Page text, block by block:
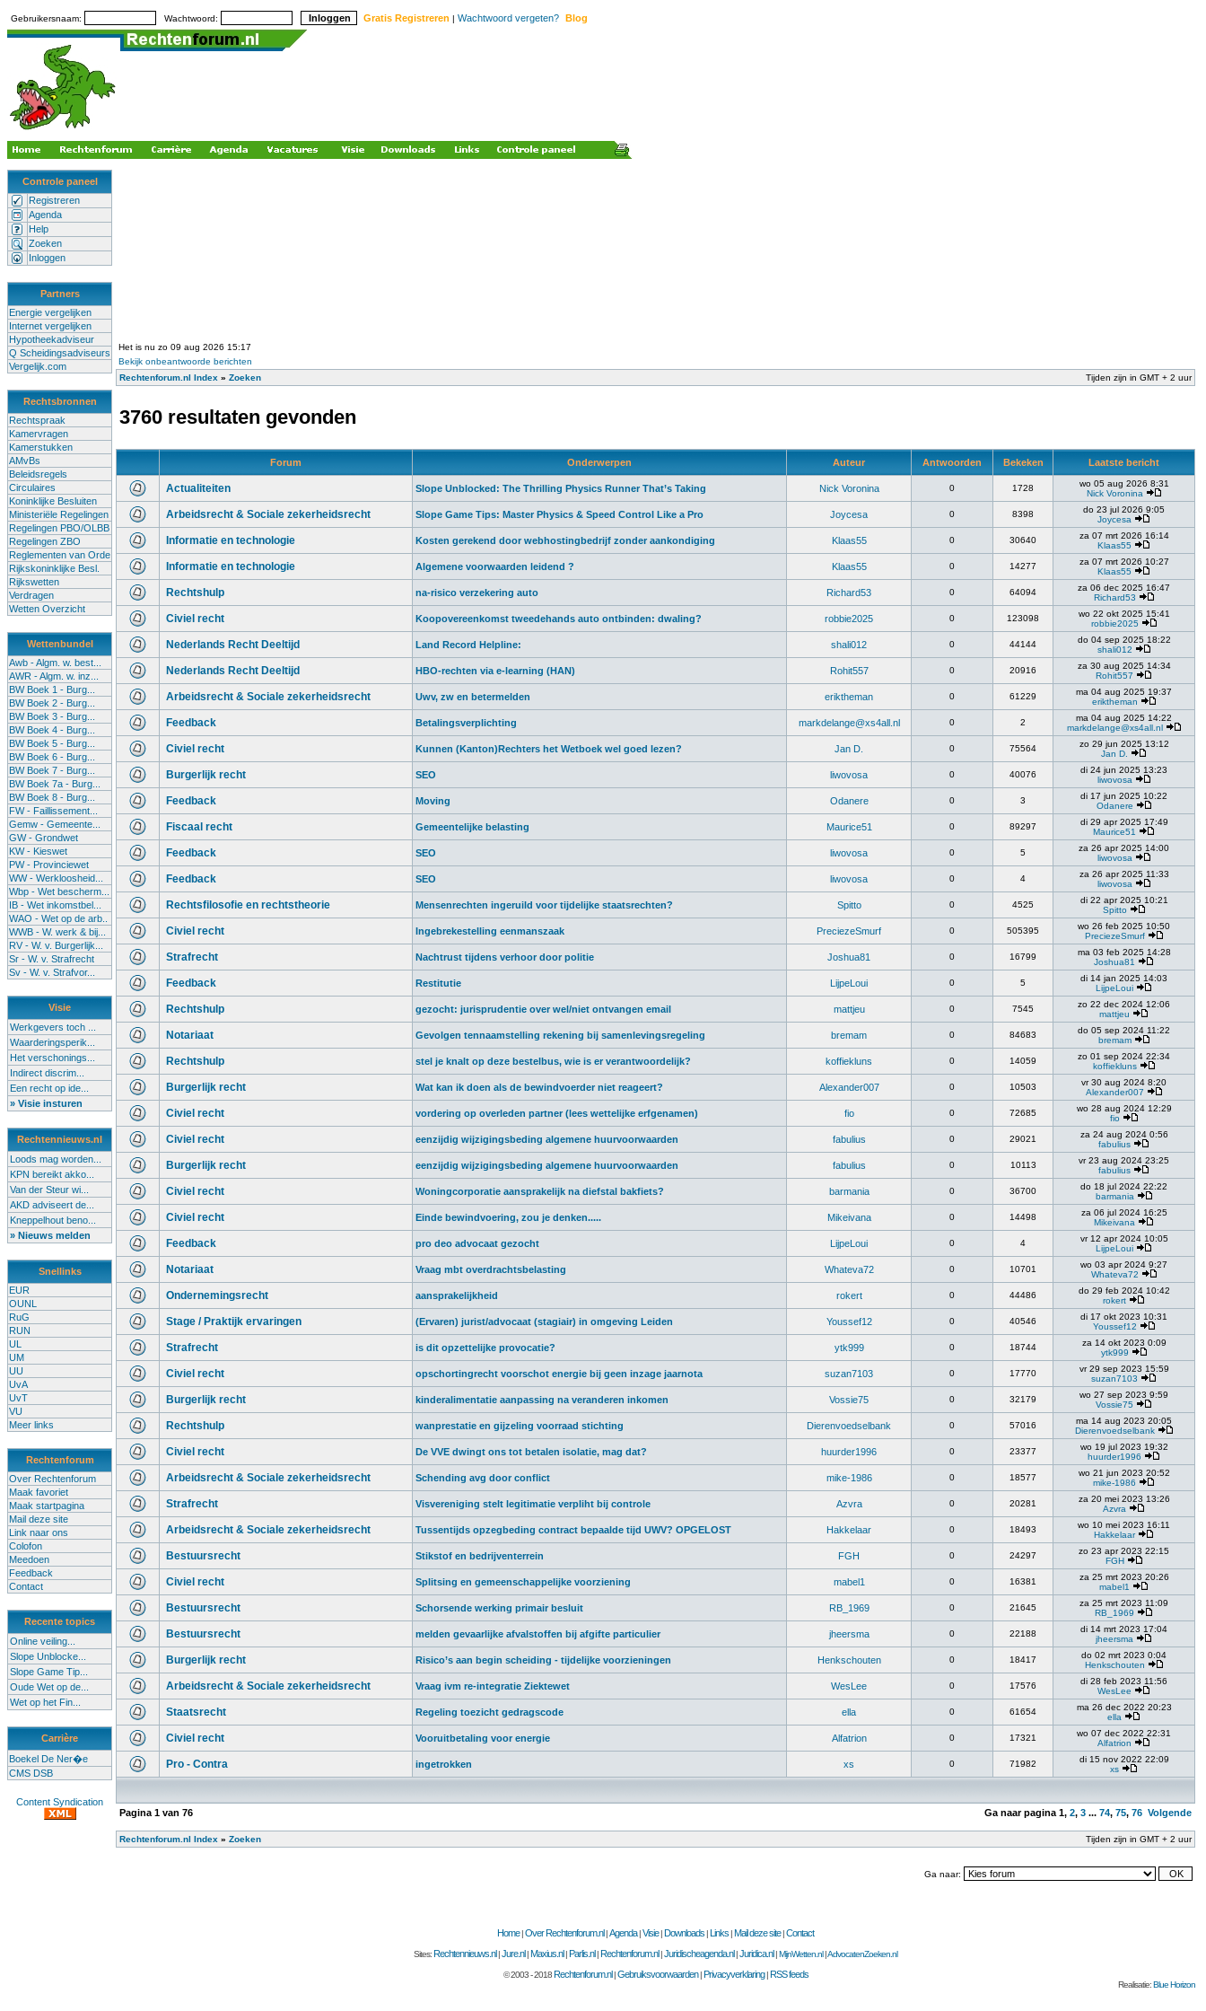
Gebruikersnaam: Wachtwoord: Gratis Registreren | Wachtwoord vergeten? Blog
Controle paneel
Registreren
Agenda
Help
Zoeken
Inloggen
Partners
Energie vergelijken
Internet vergelijken
Hypotheekadviseur
Q Scheidingsadviseurs
Vergelijk.com
Rechtsbronnen
Rechtspraak
Kamervragen
Kamerstukken
AMvBs
Beleidsregels
Circulaires
Koninklijke Besluiten
Ministeriële Regelingen
Regelingen PBO/OLBB
Regelingen ZBO
Reglementen van Orde
Rijkskoninklijke Besl.
Rijkswetten
Verdragen
Wetten Overzicht
Wettenbundel
Awb - Algm. w. best...
AWR - Algm. w. inz...
BW Boek 1 - Burg...
BW Boek 2 - Burg...
BW Boek 3 - Burg...
BW Boek 4 - Burg...
BW Boek 5 - Burg...
BW Boek 6 - Burg...
BW Boek 7 - Burg...
BW Boek 7a - Burg...
BW Boek 8 - Burg...
FW - Faillissement...
Gemw - Gemeente...
GW - Grondwet
KW - Kieswet
PW - Provinciewet
WW - Werkloosheid...
Wbp - Wet bescherm...
IB - Wet inkomstbel...
WAO - Wet op de arb..
WWB - W. werk & bij...
RV - W. v. Burgerlijk...
Sr - W. v. Strafrecht
Sv - W. v. Strafvor...
Visie
Werkgevers toch ...
Waarderingsperik...
Het verschonings...
Indirect discrim...
Een recht op ide...
» Visie insturen
Rechtennieuws.nl
Loods mag worden...
KPN bereikt akko...
Van der Steur wi...
AKD adviseert de...
Kneppelhout beno...
» Nieuws melden
Snellinks
EUR
OUNL
RuG
RUN
UL
UM
UU
UvA
UvT
VU
Meer links
Rechtenforum
Over Rechtenforum
Maak favoriet
Maak startpagina
Mail deze site
Link naar ons
Colofon
Meedoen
Feedback
Contact
Recente topics
Online veiling...
Slope Unblocke...
Slope Game Tip...
Oude Wet op de...
Wet op het Fin...
Carrière
Boekel De Ner�e
CMS DSB
Content Syndication
Het is nu zo 09 aug 2026 15:17
Bekijk onbeantwoorde berichten
Rechtenforum.nl Index » Zoeken Tijden zijn in GMT + 2 uur
3760 resultaten gevonden
Forum Onderwerpen Auteur Antwoorden Bekeken Laatste bericht
Actualiteiten Slope Unblocked: The Thrilling Physics Runner That’s Taking Nick Voronina 0 1728
wo 05 aug 2026 8:31
Nick Voronina
Arbeidsrecht & Sociale zekerheidsrecht Slope Game Tips: Master Physics & Speed Control Like a Pro Joycesa 0 8398
do 23 jul 2026 9:05
Joycesa
Informatie en technologie Kosten gerekend door webhostingbedrijf zonder aankondiging Klaas55 0 30640
za 07 mrt 2026 16:14
Klaas55
Informatie en technologie Algemene voorwaarden leidend ? Klaas55 0 14277
za 07 mrt 2026 10:27
Klaas55
Rechtshulp na-risico verzekering auto Richard53 0 64094
za 06 dec 2025 16:47
Richard53
Civiel recht Koopovereenkomst tweedehands auto ontbinden: dwaling? robbie2025 0 123098
wo 22 okt 2025 15:41
robbie2025
Nederlands Recht Deeltijd Land Record Helpline: shali012 0 44144
do 04 sep 2025 18:22
shali012
Nederlands Recht Deeltijd HBO-rechten via e-learning (HAN) Rohit557 0 20916
za 30 aug 2025 14:34
Rohit557
Arbeidsrecht & Sociale zekerheidsrecht Uwv, zw en betermelden eriktheman 0 61229
ma 04 aug 2025 19:37
eriktheman
Feedback Betalingsverplichting markdelange@xs4all.nl 0 2
ma 04 aug 2025 14:22
markdelange@xs4all.nl
Civiel recht Kunnen (Kanton)Rechters het Wetboek wel goed lezen? Jan D. 0 75564
zo 29 jun 2025 13:12
Jan D.
Burgerlijk recht SEO liwovosa 0 40076
di 24 jun 2025 13:23
liwovosa
Feedback Moving Odanere 0 3
di 17 jun 2025 10:22
Odanere
Fiscaal recht Gemeentelijke belasting Maurice51 0 89297
di 29 apr 2025 17:49
Maurice51
Feedback SEO liwovosa 0 5
za 26 apr 2025 14:00
liwovosa
Feedback SEO liwovosa 0 4
za 26 apr 2025 11:33
liwovosa
Rechtsfilosofie en rechtstheorie Mensenrechten ingeruild voor tijdelijke staatsrechten? Spitto 0 4525
di 22 apr 2025 10:21
Spitto
Civiel recht Ingebrekestelling eenmanszaak PreciezeSmurf 0 505395
wo 26 feb 2025 10:50
PreciezeSmurf
Strafrecht Nachtrust tijdens verhoor door politie Joshua81 0 16799
ma 03 feb 2025 14:28
Joshua81
Feedback Restitutie LijpeLoui 0 5
di 14 jan 2025 14:03
LijpeLoui
Rechtshulp gezocht: jurisprudentie over wel/niet ontvangen email mattjeu 0 7545
zo 22 dec 2024 12:06
mattjeu
Notariaat Gevolgen tennaamstelling rekening bij samenlevingsregeling bremam 0 84683
do 05 sep 2024 11:22
bremam
Rechtshulp stel je knalt op deze bestelbus, wie is er verantwoordelijk? koffiekluns 0 14059
zo 01 sep 2024 22:34
koffiekluns
Burgerlijk recht Wat kan ik doen als de bewindvoerder niet reageert? Alexander007 0 10503
vr 30 aug 2024 8:20
Alexander007
Civiel recht vordering op overleden partner (lees wettelijke erfgenamen) fio 0 72685
wo 28 aug 2024 12:29
fio
Civiel recht eenzijdig wijzigingsbeding algemene huurvoorwaarden fabulius 0 29021
za 24 aug 2024 0:56
fabulius
Burgerlijk recht eenzijdig wijzigingsbeding algemene huurvoorwaarden fabulius 0 10113
vr 23 aug 2024 23:25
fabulius
Civiel recht Woningcorporatie aansprakelijk na diefstal bakfiets? barmania 0 36700
do 18 jul 2024 22:22
barmania
Civiel recht Einde bewindvoering, zou je denken..... Mikeivana 0 14498
za 06 jul 2024 16:25
Mikeivana
Feedback pro deo advocaat gezocht LijpeLoui 0 4
vr 12 apr 2024 10:05
LijpeLoui
Notariaat Vraag mbt overdrachtsbelasting Whateva72 0 10701
wo 03 apr 2024 9:27
Whateva72
Ondernemingsrecht aansprakelijkheid rokert 0 44486
do 29 feb 2024 10:42
rokert
Stage / Praktijk ervaringen (Ervaren) jurist/advocaat (stagiair) in omgeving Leiden Youssef12 0 40546
di 17 okt 2023 10:31
Youssef12
Strafrecht is dit opzettelijke provocatie? ytk999 0 18744
za 14 okt 2023 0:09
ytk999
Civiel recht opschortingrecht voorschot energie bij geen inzage jaarnota suzan7103 0 17770
vr 29 sep 2023 15:59
suzan7103
Burgerlijk recht kinderalimentatie aanpassing na veranderen inkomen Vossie75 0 32179
wo 27 sep 2023 9:59
Vossie75
Rechtshulp wanprestatie en gijzeling voorraad stichting Dierenvoedselbank 0 57016
ma 14 aug 2023 20:05
Dierenvoedselbank
Civiel recht De VVE dwingt ons tot betalen isolatie, mag dat? huurder1996 0 23377
wo 19 jul 2023 19:32
huurder1996
Arbeidsrecht & Sociale zekerheidsrecht Schending avg door conflict mike-1986 0 18577
wo 21 jun 2023 20:52
mike-1986
Strafrecht Visvereniging stelt legitimatie verpliht bij controle Azvra 0 20281
za 20 mei 2023 13:26
Azvra
Arbeidsrecht & Sociale zekerheidsrecht Tussentijds opzegbeding contract bepaalde tijd UWV? OPGELOST Hakkelaar 0 18493
wo 10 mei 2023 16:11
Hakkelaar
Bestuursrecht Stikstof en bedrijventerrein FGH 0 24297
zo 23 apr 2023 22:15
FGH
Civiel recht Splitsing en gemeenschappelijke voorziening mabel1 0 16381
za 25 mrt 2023 20:26
mabel1
Bestuursrecht Schorsende werking primair besluit RB_1969 0 21645
za 25 mrt 2023 11:09
RB_1969
Bestuursrecht melden gevaarlijke afvalstoffen bij afgifte particulier jheersma 0 22188
di 14 mrt 2023 17:04
jheersma
Burgerlijk recht Risico’s aan begin scheiding - tijdelijke voorzieningen Henkschouten 0 18417
do 02 mrt 2023 0:04
Henkschouten
Arbeidsrecht & Sociale zekerheidsrecht Vraag ivm re-integratie Ziektewet WesLee 0 17576
di 28 feb 2023 11:56
WesLee
Staatsrecht Regeling toezicht gedragscode ella 0 61654
ma 26 dec 2022 20:23
ella
Civiel recht Vooruitbetaling voor energie Alfatrion 0 17321
wo 07 dec 2022 22:31
Alfatrion
Pro - Contra ingetrokken xs 0 71982
di 15 nov 2022 22:09
xs
Pagina 1 van 76 Ga naar pagina 1, 2, 3 ... 74, 75, 76 Volgende
Rechtenforum.nl Index » Zoeken Tijden zijn in GMT + 2 uur
Ga naar:
Home|Over Rechtenforum.nl |Agenda|Visie|Downloads |Links |Mail deze site|Contact
Sites:Rechtennieuws.nl |Jure.nl |Maxius.nl |Parlis.nl |Rechtenforum.nl |Juridischeagenda.nl |Juridica.nl |MijnWetten.nl|AdvocatenZoeken.nl
© 2003 - 2018Rechtenforum.nl|Gebruiksvoorwaarden|Privacyverklaring|RSS feeds
Realisatie:Blue Horizon